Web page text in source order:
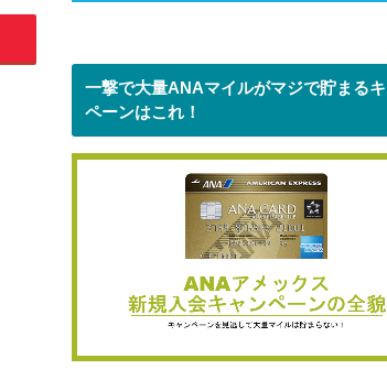
一撃で大量ANAマイルがマジで貯まる
ペーンはこれ！